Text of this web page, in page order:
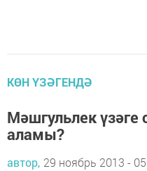
КӨН ҮЗӘГЕНДӘ
Мәшгульлек үзәге
аламы?
автор, 29 ноябрь 2013 -